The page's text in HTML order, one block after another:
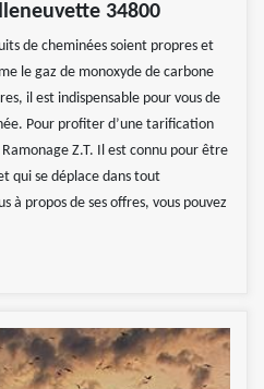
34800
de cheminées soient propres et
le gaz de monoxyde de carbone
il est indispensable pour vous de
Pour profiter d’une tarification
Z.T. Il est connu pour être
qui se déplace dans tout
à propos de ses offres, vous pouvez